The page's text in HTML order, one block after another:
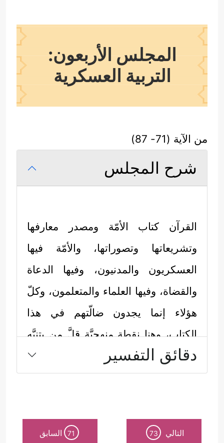
المجلس الأربعون:
التربية العسكرية
من الآية (71- 87)
شرح المجلس
القرآن كتاب الأمّة ومصدر معارفها
وتشريعاتها وتصوراتها، والأمّة فيها
العسكريون والمدنيون، وفيها الدعاة
والقضاة، وفيها العلماء والمتعلمون، وكلّ
هؤلاء إنما يجدون ضالّتهم في هذا
الكتاب، وهنا نقطة منهجيَّة قلَّ من يتنبَّه
لها؛ وهي أن آيات القرآن يقرؤها كلُّ
هؤلاء جملةً واحدةً دون تبويبٍ أو عناوين
وهنا قد يختلط الأمر بين الآية التي تخصُّ
دقائق التفسير
التالي 73
71 السابق